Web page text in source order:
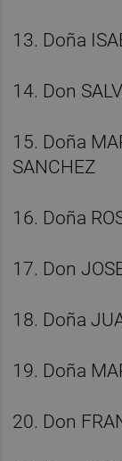
13. Doña
14. Don
15. Doña
SANCHEZ
16. Doña
17. Don
18. Doña
19. Doña
20. Don